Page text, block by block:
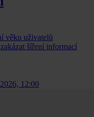
věku uživatelů
šíření informací
12:00